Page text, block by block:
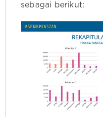
sebagai berikut: